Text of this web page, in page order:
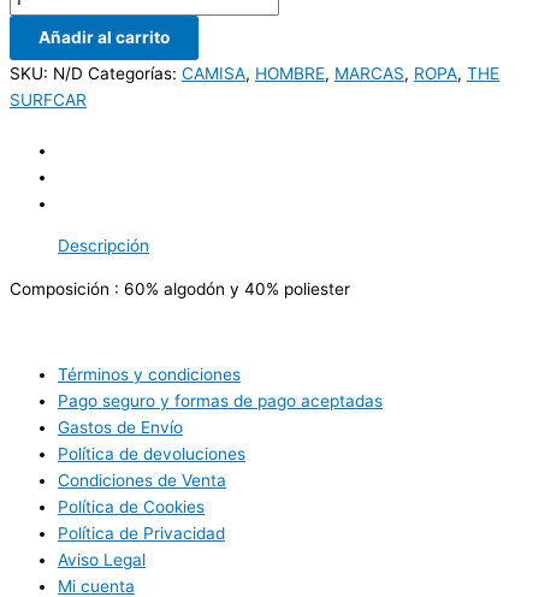
Añadir al carrito
SKU: N/D Categorías: CAMISA, HOMBRE, MARCAS, ROPA, THE
SURFCAR
Descripción
Composición : 60% algodón y 40% poliester
Términos y condiciones
Pago seguro y formas de pago aceptadas
Gastos de Envío
Política de devoluciones
Condiciones de Venta
Política de Cookies
Política de Privacidad
Aviso Legal
Mi cuenta